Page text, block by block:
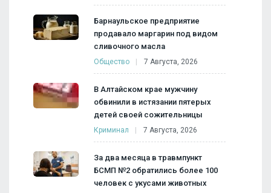
Барнаульское предприятие
продавало маргарин под видом
сливочного масла
Общество 7 Августа, 2026
В Алтайском крае мужчину
обвинили в истязании пятерых
детей своей сожительницы
Криминал 7 Августа, 2026
За два месяца в травмпункт
БСМП №2 обратились более 100
человек с укусами животных